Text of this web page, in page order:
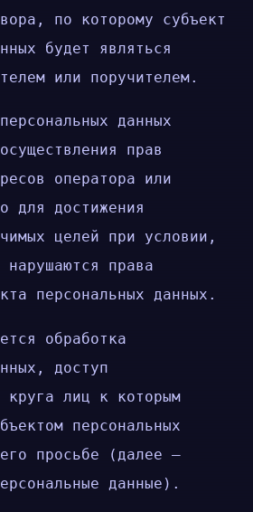
по которому субъект
будет являться
или поручителем.
данных
прав
оператора или
для достижения
целей при условии,
права
персональных данных.
обработка
доступ
круга лиц к которым
персональных
просьбе (далее —
данные).